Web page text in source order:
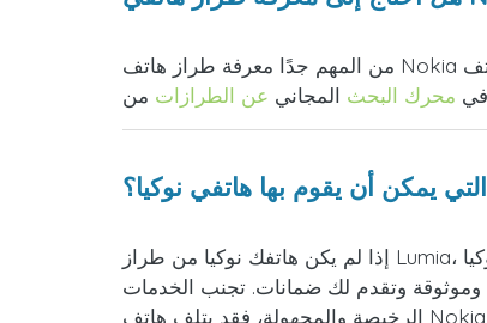
من المهم جدًا معرفة طراز هاتف Nokia الخاص بك قبل طلب إلغاء القفل. إذا لم تكن متأكدًا من طراز هاتف Nokia الخاص بك أو لم تكن متأكدًا من أنه متوافق مع
محرك البحث المجاني عن الطرازات
يمكن أن يقوم بها هاتفي نوكيا؟
إذا لم يكن هاتفك نوكيا من طراز Lumia، فسيكون لديك 5 محاولات لإدخال رمز التحرير. أما إذا كنت ترغب في تحرير هاتف نوكيا Lumia، فسيكون لديك 10 محاولات.
وموثوقة وتقدم لك ضمانات. تجنب الخدمات